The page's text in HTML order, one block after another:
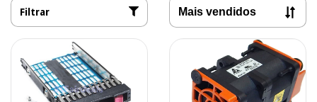
Filtrar